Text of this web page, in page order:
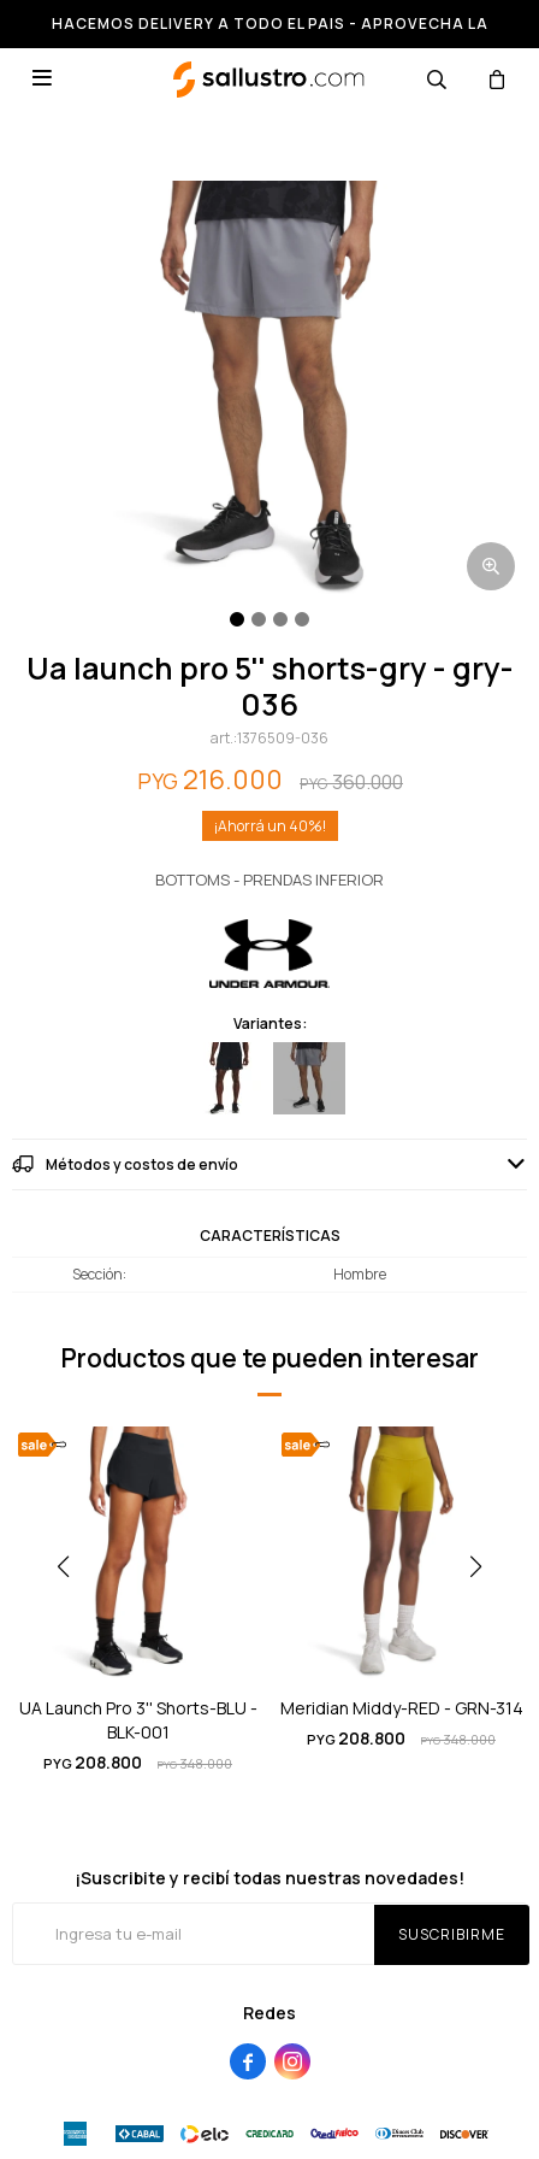
HACEMOS DELIVERY A TODO EL PAIS - APROVECHA LA
RUNNING HASTA 50% OFF

ua launch pro 5'' shorts-gry - gry-
036
1376509-036
PYG 216.000 PYG360.000
40
BOTTOMS - PRENDAS INFERIOR
Variantes:
Métodos y costos de envío
CARACTERÍSTICAS
Sección
Hombre
Productos que te pueden interesar
UA Launch Pro 3'' Shorts-BLU -
BLK-001
PYG 208.800 PYG348.000
Meridian Middy-RED - GRN-314
PYG 208.800 PYG348.000
Redes
 
¡Suscribite y recibí todas nuestras novedades!
SUSCRIBIRME